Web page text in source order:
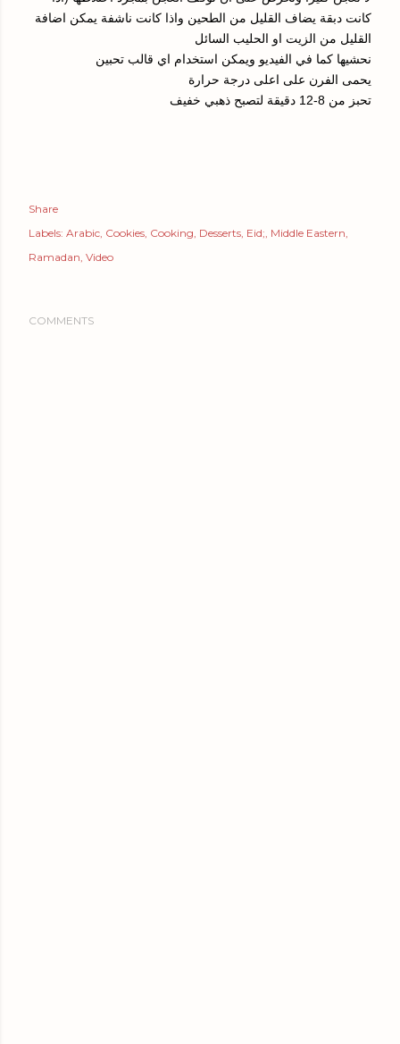
كانت دبقة يضاف القليل من الطحين واذا كانت ناشفة يمكن اضافة
القليل من الزيت او الحليب السائل
نحشيها كما في الفيديو ويمكن استخدام اي قالب تحبين
يحمى الفرن على اعلى درجة حرارة
تحبز من 8-12 دقيقة لتصبح ذهبي خفيف
Share
Labels: Arabic Cookies Cooking Desserts Eid; Middle Eastern
Ramadan Video
COMMENTS